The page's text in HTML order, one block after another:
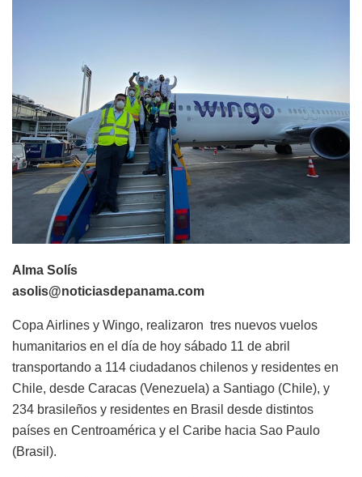
Alma Solís
asolis@noticiasdepanama.com
Copa Airlines y Wingo, realizaron tres nuevos vuelos
humanitarios en el día de hoy sábado 11 de abril
transportando a 114 ciudadanos chilenos y residentes en
Chile, desde Caracas (Venezuela) a Santiago (Chile), y
234 brasileños y residentes en Brasil desde distintos
países en Centroamérica y el Caribe hacia Sao Paulo
(Brasil).